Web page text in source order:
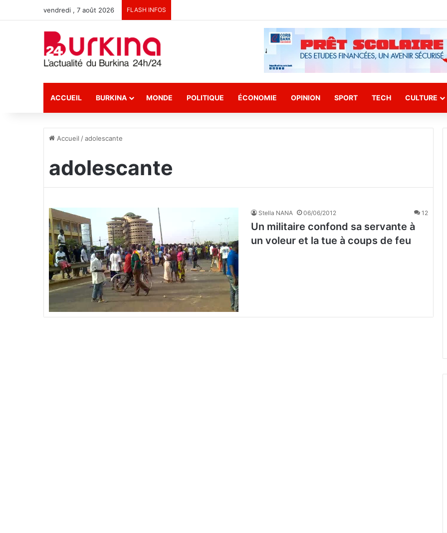
vendredi , 7 août 2026 FLASH INFOS
ACCUEIL BURKINA MONDE POLITIQUE ÉCONOMIE OPINION SPORT TECH CULTURE
Accueil /adolescante
adolescante
Stella NANA 06/06/2012 12
Un militaire confond sa servante à
un voleur et la tue à coups de feu